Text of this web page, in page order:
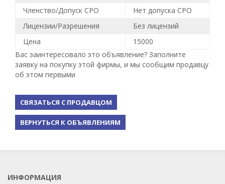
Членство/Допуск СРО
Нет допуска СРО
Лицензии/Разрешения
Без лицензий
Цена
15000
Вас заинтересовало это объявление? Заполните
заявку на покупку этой фирмы, и мы сообщим продавцу
об этом первыми
СВЯЗАТЬСЯ С ПРОДАВЦОМ
ВЕРНУТЬСЯ К ОБЪЯВЛЕНИЯМ
ИНФОРМАЦИЯ